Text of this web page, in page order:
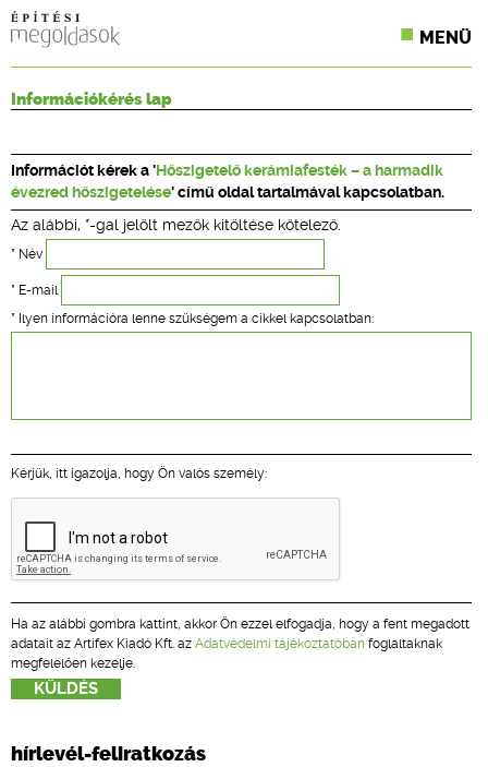
MENÜ
CPR TERMÉKKIÍRÁS
ÉPÍTÉSI JOG
ONLINE KÉPZÉSEK
TERVEZÉSI SEGÉDLETEK
Információkérés lap
Információt kérek a ' Hőszigetelő kerámiafesték – a harmadik
évezred hőszigetelése' című oldal tartalmával kapcsolatban.
Az alábbi, *-gal jelölt mezők kitöltése kötelező.
* Név
* E-mail
* Ilyen információra lenne szükségem a cikkel kapcsolatban:
Kérjük, itt igazolja, hogy Ön valós személy:
Ha az alábbi gombra kattint, akkor Ön ezzel elfogadja, hogy a fent megadott
adatait az Artifex Kiadó Kft. az Adatvédelmi tájékoztatóban foglaltaknak
megfelelően kezelje.
hírlevél-feliratkozás